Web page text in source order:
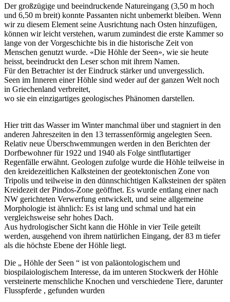
Der großzügige und beeindruckende Natureingang (3,50 m hoch
und 6,50 m breit) konnte Passanten nicht unbemerkt bleiben. Wenn
wir zu diesem Element seine Ausrichtung nach Osten hinzufügen,
können wir leicht verstehen, warum zumindest die erste Kammer so
lange von der Vorgeschichte bis in die historische Zeit von
Menschen genutzt wurde. «Die Höhle der Seen», wie sie heute
heisst, beeindruckt den Leser schon mit ihrem Namen.
Für den Betrachter ist der Eindruck stärker und unvergesslich.
Seen im Inneren einer Höhle sind weder auf der ganzen Welt noch
in Griechenland verbreitet,
wo sie ein einzigartiges geologisches Phänomen darstellen.
Hier tritt das Wasser im Winter manchmal über und stagniert in den
anderen Jahreszeiten in den 13 terrassenförmig angelegten Seen.
Relativ neue Überschwemmungen werden in den Berichten der
Dorfbewohner für 1922 und 1940 als Folge sintflutartiger
Regenfälle erwähnt. Geologen zufolge wurde die Höhle teilweise in
den kreidezeitlichen Kalksteinen der geotektonischen Zone von
Tripolis und teilweise in den dünnschichtigen Kalksteinen der späten
Kreidezeit der Pindos-Zone geöffnet. Es wurde entlang einer nach
NW gerichteten Verwerfung entwickelt, und seine allgemeine
Morphologie ist ähnlich: Es ist lang und schmal und hat ein
vergleichsweise sehr hohes Dach.
Aus hydrologischer Sicht kann die Höhle in vier Teile geteilt
werden, ausgehend von ihrem natürlichen Eingang, der 83 m tiefer
als die höchste Ebene der Höhle liegt.
Die „ Höhle der Seen “ ist von paläontologischem und
biospilaiologischem Interesse, da im unteren Stockwerk der Höhle
versteinerte menschliche Knochen und verschiedene Tiere, darunter
Flusspferde , gefunden wurden